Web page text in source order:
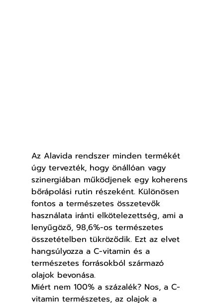
Az Alavida rendszer minden termékét
úgy tervezték, hogy önállóan vagy
szinergiában működjenek egy koherens
bőrápolási rutin részeként. Különösen
fontos a természetes összetevők
használata iránti elkötelezettség, ami a
lenyűgöző, 98,6%-os természetes
összetételben tükröződik. Ezt az elvet
hangsúlyozza a C-vitamin és a
természetes forrásokból származó
olajok bevonása.
Miért nem 100% a százalék? Nos, a C-
vitamin természetes, az olajok a